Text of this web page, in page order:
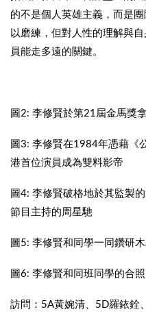
的不是個人英雄主義，而是
以磨練，但對人性的理解與
員能走多遠的關鍵。
圖2: 李修賢於第21屆金馬獎
圖3: 李修賢在1984年憑藉《
港首位演員成為雙料影帝
圖4: 李修賢破格地於其監製
節目主持的周星馳
圖5: 李修賢和同學一同鑽研木
圖6: 李修賢和同班同學的合照
訪問：5A黃婉清、5D羅銥銓